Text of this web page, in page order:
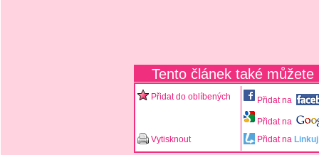
Tento článek také můžete
Přidat do oblíbených Přidat na
Přidat na
Vytisknout
Přidat na Linkuj